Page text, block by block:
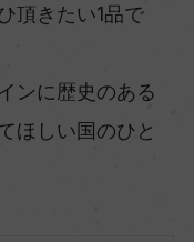
頂きたい1品で
ンに歴史のある
ほしい国のひと